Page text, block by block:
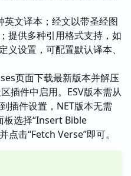
英文译本；经文以带圣经图
提供多种引用格式支持，如
义设置，可配置默认译本、
页面下载最新版本并解压
插件中启用。ESV版本需从
插件设置，NET版本无需
板选择“Insert Bible
击“Fetch Verse”即可。